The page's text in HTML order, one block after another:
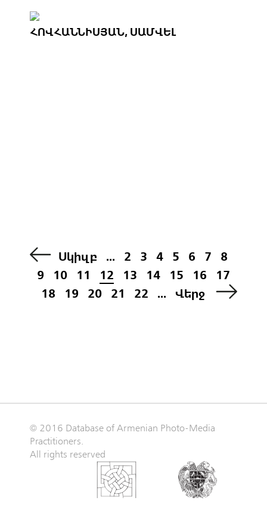
ՀՈՎՀԱՆՆԻՍՅԱՆ, ՍԱՄՎԵԼ
Սկիզբ ... 2 3 4 5 6 7
8
9
10 11 12 13 14 15 16
17
18
19 20 21 22 ... Վերջ
© 2016 Database of Armenian Photo-Media
Practitioners.
All rights reserved